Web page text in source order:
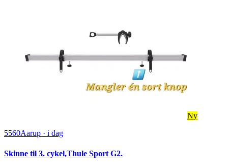
Ny
5560Aarup · i dag
Skinne til 3. cykel,Thule Sport G2.